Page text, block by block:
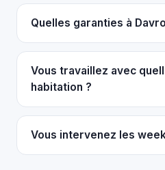
Quelles garanties à
Vous travaillez avec
habitation ?
Vous intervenez les